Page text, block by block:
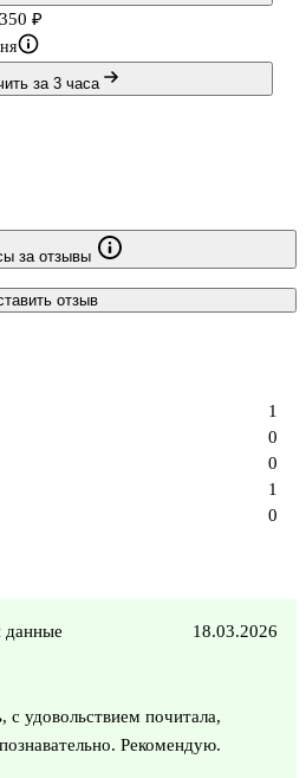
₽
за 3 часа
за отзывы
отзыв
0
1
0
0
1
данные 18.03.2026
с удовольствием почитала,
Рекомендую.